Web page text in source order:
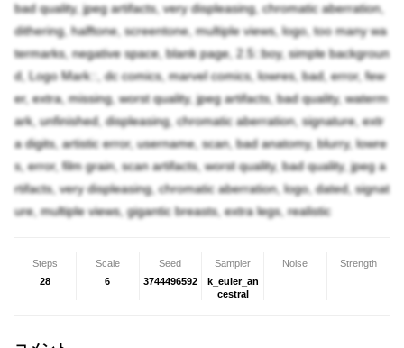
bad quality, jpeg artifacts, very displeasing, chromatic aberration,
dithering, halftone, screentone, multiple views, logo, too many wa
termarks, negative space, blank page, 2.5::boy, simple backgroun
d, Logo Mark::, dc comics, marvel comics, lowres, bad, error, few
er, extra, missing, worst quality, jpeg artifacts, bad quality, waterm
ark, unfinished, displeasing, chromatic aberration, signature, extr
a digits, artistic error, username, scan, bad anatomy, blurry, lowre
s, error, film grain, scan artifacts, worst quality, bad quality, jpeg a
rtifacts, very displeasing, chromatic aberration, logo, dated, signat
ure, multiple views, gigantic breasts, extra legs, realistic
Steps
28
Scale
6
Seed
3744496592
Sampler
k_euler_an
cestral
Noise Strength